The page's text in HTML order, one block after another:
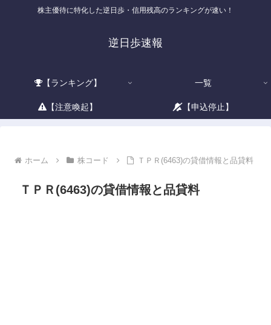
株主優待に特化した逆日歩・信用残高のランキングが速い！
逆日歩速報
【ランキング】 一覧
【注意喚起】 【申込停止】
ホーム 株コード ＴＰＲ(6463)の貸借情報と品貸料
ＴＰＲ(6463)の貸借情報と品貸料